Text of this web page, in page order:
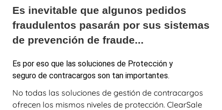
Es inevitable que algunos pedidos
fraudulentos pasarán por sus sistemas
de prevención de fraude...
Es por eso que las soluciones de Protección y
seguro de contracargos son tan importantes.
No todas las soluciones de gestión de contracargos
ofrecen los mismos niveles de protección. ClearSale